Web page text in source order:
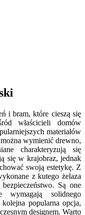
i bram, które cieszą się
właścicieli domów
materiałów
wymienić drewno,
charakteryzują się
się w krajobraz, jednak
swoją estetykę. Z
z kutego żelaza
Są one
solidnego
popularna opcja,
designem. Warto